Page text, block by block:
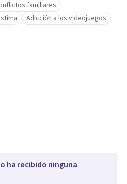
familiares
Adicción a los videojuegos
ha recibido ninguna